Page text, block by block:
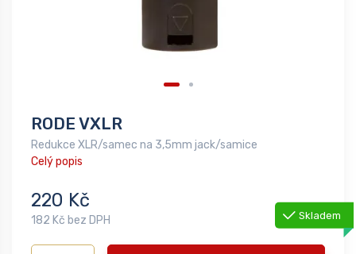
RODE VXLR
Redukce XLR/samec na 3,5mm jack/samice
Celý popis
220 Kč
182 Kč bez DPH Skladem